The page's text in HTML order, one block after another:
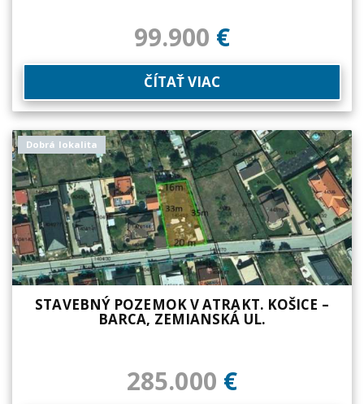
99.900 €
ČÍTAŤ VIAC
Dobrá lokalita
STAVEBNÝ POZEMOK V ATRAKT. KOŠICE –
BARCA, ZEMIANSKÁ UL.
285.000 €